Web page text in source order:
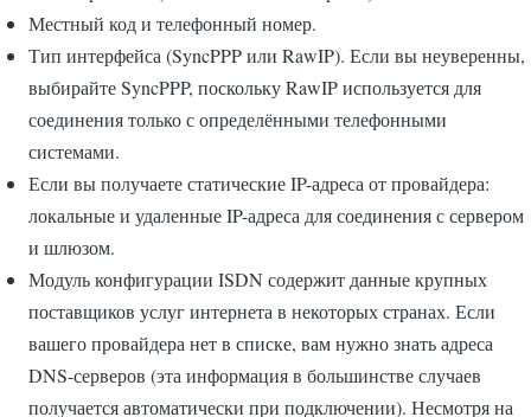
Местный код и телефонный номер.
Тип интерфейса (SyncPPP или RawIP). Если вы неуверенны,
выбирайте SyncPPP, поскольку RawIP используется для
соединения только с определёнными телефонными
системами.
Если вы получаете статические IP-адреса от провайдера:
локальные и удаленные IP-адреса для соединения с сервером
и шлюзом.
Модуль конфигурации ISDN содержит данные крупных
поставщиков услуг интернета в некоторых странах. Если
вашего провайдера нет в списке, вам нужно знать адреса
DNS-серверов (эта информация в большинстве случаев
получается автоматически при подключении). Несмотря на